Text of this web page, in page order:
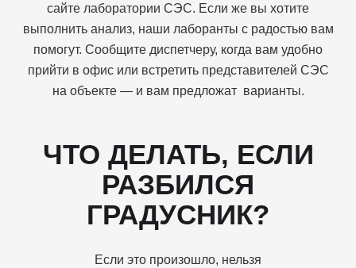
сайте лаборатории СЭС. Если же вы хотите
выполнить анализ, наши лаборанты с радостью вам
помогут. Сообщите диспетчеру, когда вам удобно
прийти в офис или встретить представителей СЭС
на объекте — и вам предложат варианты.
ЧТО ДЕЛАТЬ, ЕСЛИ
РАЗБИЛСЯ
ГРАДУСНИК?
Если это произошло, нельзя